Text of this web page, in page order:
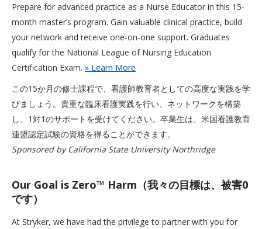
Prepare for advanced practice as a Nurse Educator in this 15-
month master’s program. Gain valuable clinical practice, build
your network and receive one-on-one support. Graduates
qualify for the National League of Nursing Education
Certification Exam. » Learn More
この15か月の修士課程で、看護師教育者としての高度な実践を学
びましょう。貴重な臨床看護実践を行い、ネットワークを構築
し、1対1のサポートを受けてください。卒業生は、米国看護教育
連盟認定試験の資格を得ることができます。
Sponsored by California State University Northridge
Our Goal is Zero™ Harm（我々の目標は、被害0
です）
At Stryker, we have had the privilege to partner with you for